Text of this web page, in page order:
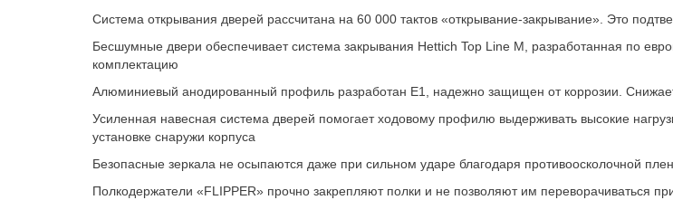
Система открывания дверей рассчитана на 60 000 тактов «открывание-закрывание». Это
Бесшумные двери обеспечивает система закрывания Hettich Top Line M, разработанная по
комплектацию
Алюминиевый анодированный профиль разработан Е1, надежно защищен от коррозии.
Усиленная навесная система дверей помогает ходовому профилю выдерживать высокие
установке снаружи корпуса
Безопасные зеркала не осыпаются даже при сильном ударе благодаря противоосколочной
Полкодержатели «FLIPPER» прочно закрепляют полки и не позволяют им переворачиваться